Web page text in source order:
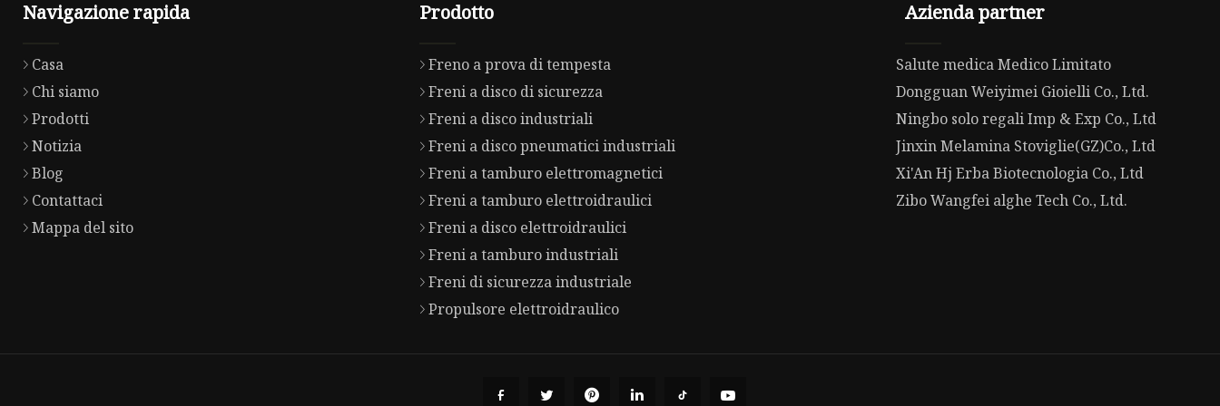
Navigazione rapida
Casa
Chi siamo
Prodotti
Notizia
Blog
Contattaci
Mappa del sito
Prodotto
Freno a prova di tempesta
Freni a disco di sicurezza
Freni a disco industriali
Freni a disco pneumatici industriali
Freni a tamburo elettromagnetici
Freni a tamburo elettroidraulici
Freni a disco elettroidraulici
Freni a tamburo industriali
Freni di sicurezza industriale
Propulsore elettroidraulico
Azienda partner
Salute medica Medico Limitato
Dongguan Weiyimei Gioielli Co., Ltd.
Ningbo solo regali Imp & Exp Co., Ltd
Jinxin Melamina Stoviglie(GZ)Co., Ltd
Xi'An Hj Erba Biotecnologia Co., Ltd
Zibo Wangfei alghe Tech Co., Ltd.